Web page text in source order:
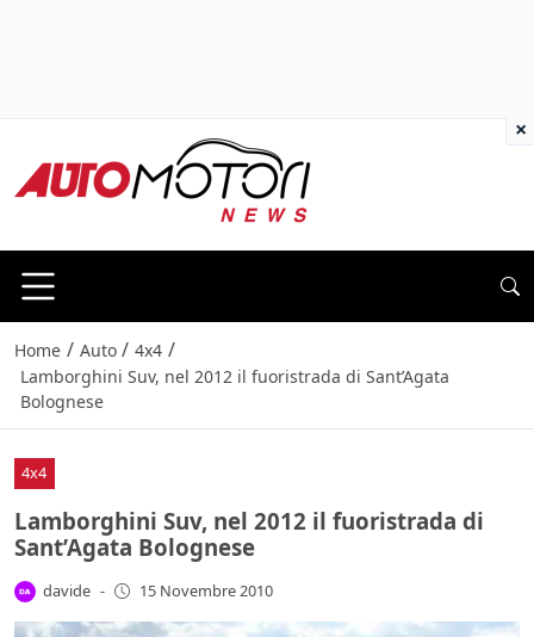
Home / Auto / 4x4 /
Lamborghini Suv, nel 2012 il fuoristrada di Sant’Agata
Bolognese
4x4
Lamborghini Suv, nel 2012 il fuoristrada di
Sant’Agata Bolognese
davide - 15 Novembre 2010
×